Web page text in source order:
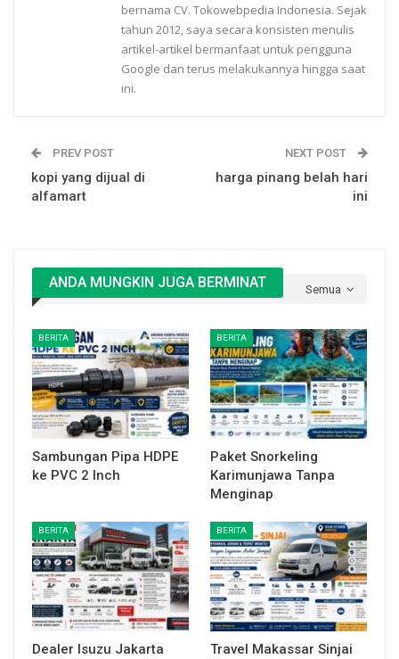
bernama CV. Tokowebpedia Indonesia. Sejak
tahun 2012, saya secara konsisten menulis
artikel-artikel bermanfaat untuk pengguna
Google dan terus melakukannya hingga saat
ini.
PREV POST
kopi yang dijual di
alfamart
NEXT POST
harga pinang belah hari
ini
Semua
ANDA MUNGKIN JUGA BERMINAT
BERITA
Sambungan Pipa HDPE
ke PVC 2 Inch
BERITA
Paket Snorkeling
Karimunjawa Tanpa
Menginap
BERITA
Dealer Isuzu Jakarta
BERITA
Travel Makassar Sinjai